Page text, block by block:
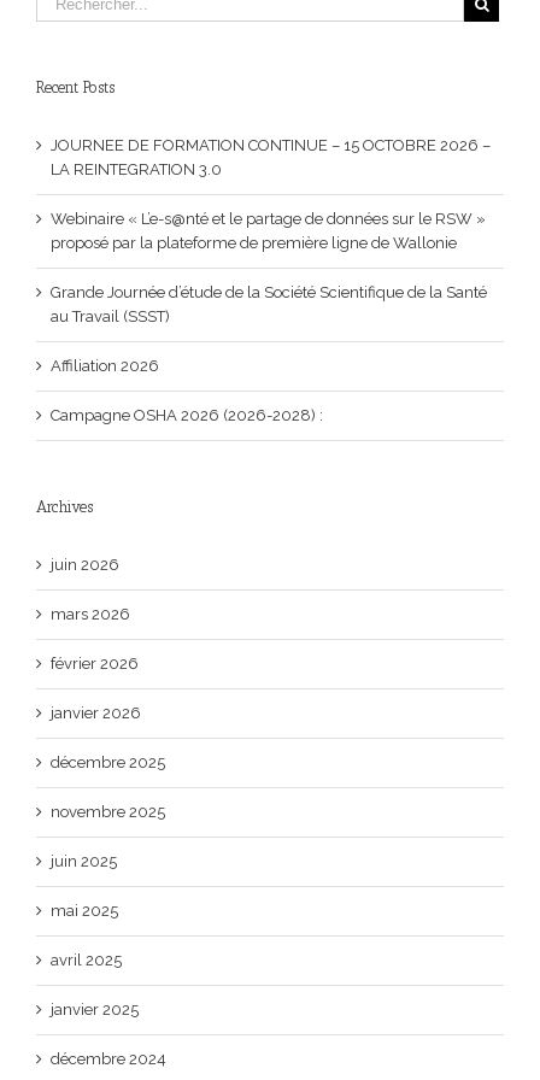
Recent Posts
JOURNEE DE FORMATION CONTINUE – 15 OCTOBRE 2026 –
LA REINTEGRATION 3.0
Webinaire « L’e-s@nté et le partage de données sur le RSW »
proposé par la plateforme de première ligne de Wallonie
Grande Journée d’étude de la Société Scientifique de la Santé
au Travail (SSST)
Affiliation 2026
Campagne OSHA 2026 (2026-2028) :
Archives
juin 2026
mars 2026
février 2026
janvier 2026
décembre 2025
novembre 2025
juin 2025
mai 2025
avril 2025
janvier 2025
décembre 2024